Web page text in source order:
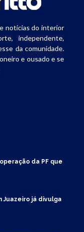
notícias do interior
independente,
da comunidade.
e ousado e se
da PF que
já divulga